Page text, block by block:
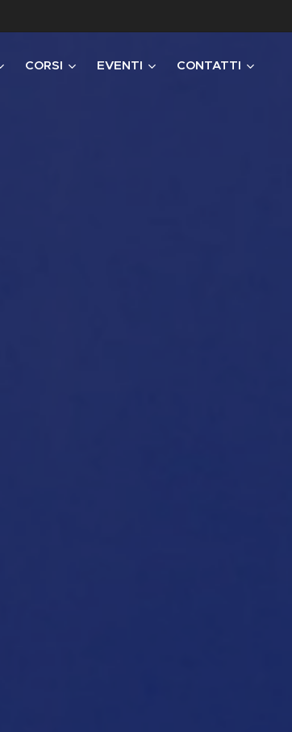
CORSI EVENTI CONTATTI